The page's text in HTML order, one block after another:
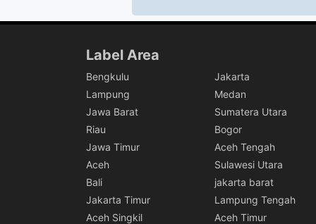
Label Area
Bengkulu
Jakarta
Lampung
Medan
Jawa Barat
Sumatera Utara
Riau
Bogor
Jawa Timur
Aceh Tengah
Aceh
Sulawesi Utara
Bali
jakarta barat
Jakarta Timur
Lampung Tengah
Aceh Singkil
Aceh Timur